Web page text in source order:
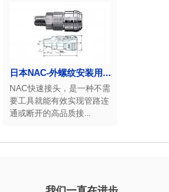
日本NAC-外螺纹安装用...
NAC快速接头，是一种不需
要工具就能有效实现管路连
通或断开的高品质接...